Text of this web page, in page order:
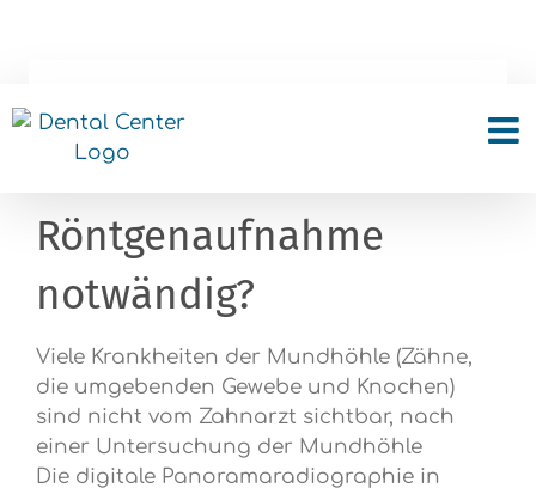
Wann ist die digitale
Panorama-
Röntgenaufnahme
notwändig?
Viele Krankheiten der Mundhöhle (Zähne,
die umgebenden Gewebe und Knochen)
sind nicht vom Zahnarzt sichtbar, nach
einer Untersuchung der Mundhöhle
Die digitale Panoramaradiographie in